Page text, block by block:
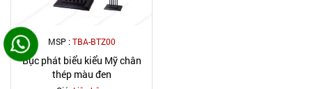
MSP :TBA-BTZ00
Bục phát biểu kiểu Mỹ chân
thép màu đen